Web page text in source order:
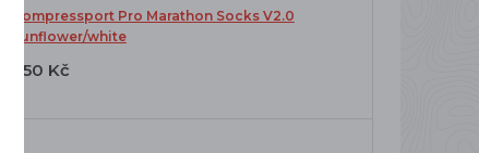
Compressport Pro Marathon Socks V2.0
sunflower/white
650 Kč